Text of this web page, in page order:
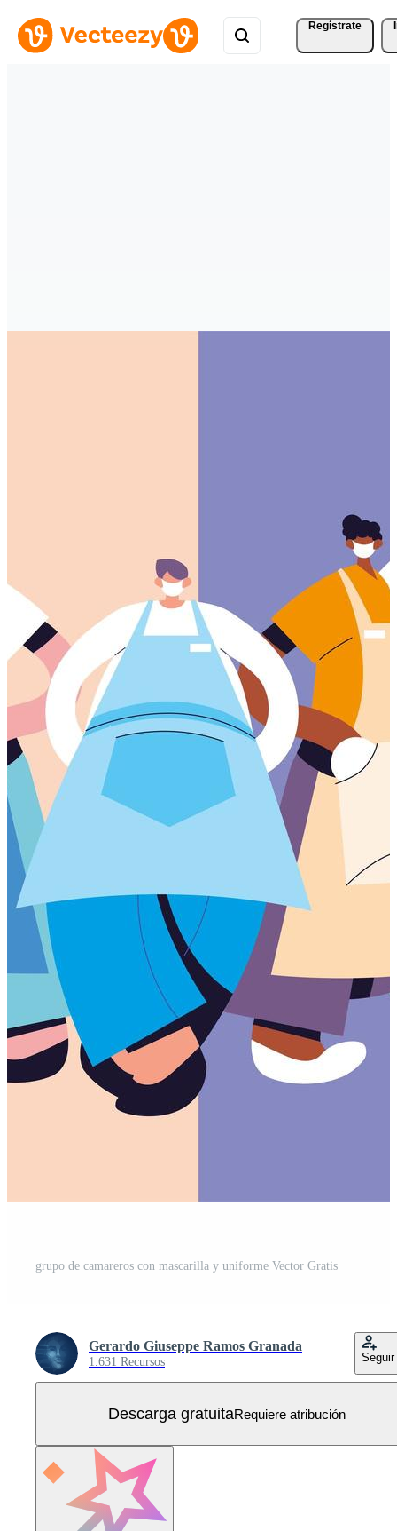
Regístrate
grupo de camareros con mascarilla y uniforme Vector Gratis
Gerardo Giuseppe Ramos Granada
1.631 Recursos Seguir
Descarga gratuitaRequiere atribución